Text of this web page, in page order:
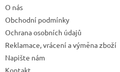
O nás
Obchodní podmínky
Ochrana osobních údajů
Reklamace, vrácení a výměna zboží
Napište nám
Kontakt